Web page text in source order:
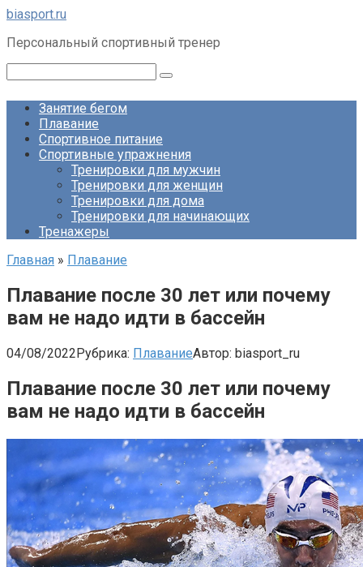
Перейти
контенту
biasport.ru
Персональный спортивный тренер
Занятие бегом
Плавание
Спортивное питание
Спортивные упражнения
Тренировки для мужчин
Тренировки для женщин
Тренировки для дома
Тренировки для начинающих
Тренажеры
Главная » Плавание
Плавание после 30 лет или почему
вам не надо идти в бассейн⁠⁠
04/08/2022Рубрика: ПлаваниеАвтор: biasport_ru
Плавание после 30 лет или почему
вам не надо идти в бассейн ⁠ ⁠